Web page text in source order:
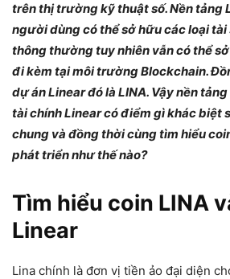
trên thị trường kỹ thuật số. Nền tảng
người dùng có thể sở hữu các loại
thông thường tuy nhiên vẫn có thể
đi kèm tại môi trường Blockchain.
dự án Linear đó là LINA. Vậy nền
tài chính Linear có điểm gì khác biệt
chung và đồng thời cùng tìm hiểu
phát triển như thế nào?
Tìm hiểu coin LINA
Linear
Lina chính là đơn vị tiền ảo đại diện